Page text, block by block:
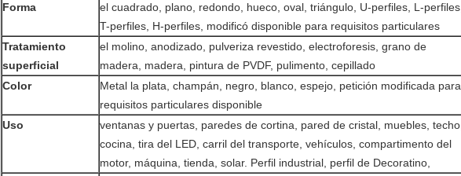
Forma
el cuadrado, plano, redondo, hueco, oval, triángulo, U-perfiles, L-perfiles,
T-perfiles, H-perfiles, modificó disponible para requisitos particulares
Tratamiento
superficial
el molino, anodizado, pulveriza revestido, electroforesis, grano de
madera, madera, pintura de PVDF, pulimento, cepillado
Color
Metal la plata, champán, negro, blanco, espejo, petición modificada para
requisitos particulares disponible
Uso
ventanas y puertas, paredes de cortina, pared de cristal, muebles, techo,
cocina, tira del LED, carril del transporte, vehículos, compartimento del
motor, máquina, tienda, solar. Perfil industrial, perfil de Decoratino,